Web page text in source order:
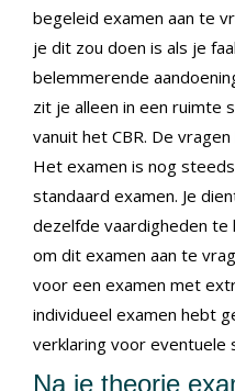
begeleid examen aan te
je dit zou doen is als je
belemmerende
zit je alleen in een ruimte
vanuit het CBR. De
Het examen is nog
standaard examen. Je
dezelfde vaardigheden te
om dit examen aan te
voor een examen met
individueel examen hebt
verklaring voor eventuele
Na je theorie